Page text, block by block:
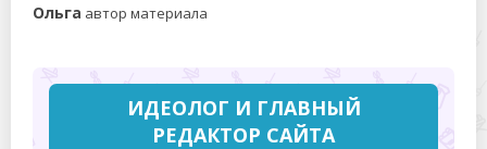
Ольга автор материала
ИДЕОЛОГ И ГЛАВНЫЙ
РЕДАКТОР САЙТА